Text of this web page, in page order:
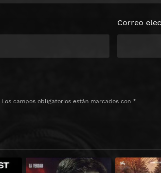
Los campos obligatorios están marcados con *
Correo